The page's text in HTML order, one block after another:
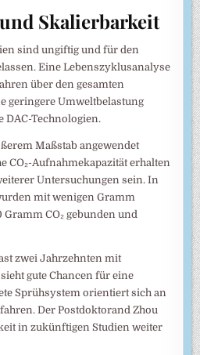
Skalierbarkeit
sind ungiftig und für den
Eine Lebenszyklusanalyse
über den gesamten
geringere Umweltbelastung
DAC-Technologien.
Maßstab angewendet
CO₂-Aufnahmekapazität erhalten
Untersuchungen sein. In
mit wenigen Gramm
CO₂ gebunden und
zwei Jahrzehnten mit
gute Chancen für eine
Sprühsystem orientiert sich an
Der Postdoktorand Zhou
in zukünftigen Studien weiter